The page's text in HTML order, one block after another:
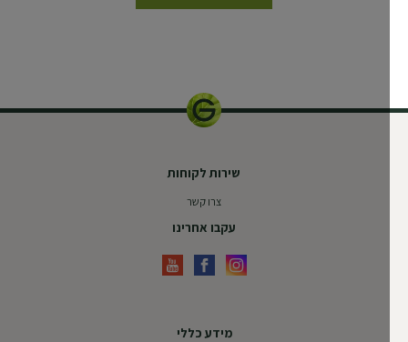
מידע כללי
שירות לקוחות
צרו קשר
עקבו אחרינו